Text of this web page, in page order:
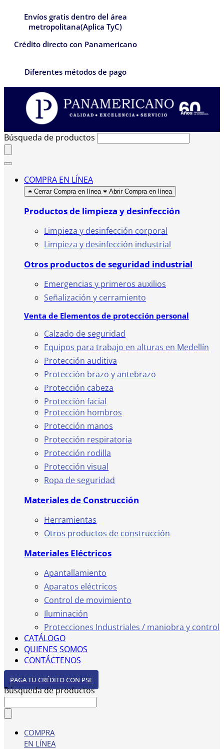
Envíos gratis dentro del área
metropolitana(Aplica TyC)
Crédito directo con Panamericano
Diferentes métodos de pago
Búsqueda de productos
COMPRA EN LÍNEA
Cerrar Compra en línea Abrir Compra en línea
Productos de limpieza y desinfección
Limpieza y desinfección corporal
Limpieza y desinfección industrial
Otros productos de seguridad industrial
Emergencias y primeros auxilios
Señalización y cerramiento
Venta de Elementos de protección personal
Calzado de seguridad
Equipos para trabajo en alturas en Medellín
Protección auditiva
Protección brazo y antebrazo
Protección cabeza
Protección facial
Protección hombros
Protección manos
Protección respiratoria
Protección rodilla
Protección visual
Ropa de seguridad
Materiales de Construcción
Herramientas
Otros productos de construcción
Materiales Eléctricos
Apantallamiento
Aparatos eléctricos
Control de movimiento
Iluminación
Protecciones Industriales / maniobra y control
CATÁLOGO
QUIENES SOMOS
CONTÁCTENOS
PAGA TU CRÉDITO CON PSE
Búsqueda de productos
COMPRA
EN LÍNEA